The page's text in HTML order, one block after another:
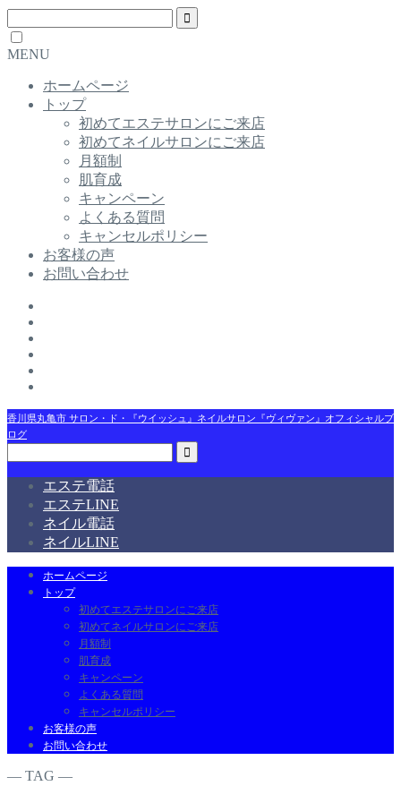
MENU
ホームページ
トップ
初めてエステサロンにご来店
初めてネイルサロンにご来店
月額制
肌育成
キャンペーン
よくある質問
キャンセルポリシー
お客様の声
お問い合わせ
香川県丸亀市 サロン・ド・『ウイッシュ』ネイルサロン『ヴィヴァン』オフィシャルブ
ログ
エステ電話
エステLINE
ネイル電話
ネイルLINE
ホームページ
トップ
初めてエステサロンにご来店
初めてネイルサロンにご来店
月額制
肌育成
キャンペーン
よくある質問
キャンセルポリシー
お客様の声
お問い合わせ
― TAG ―